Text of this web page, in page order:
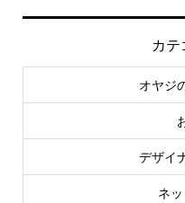
カ
オヤジ
デザイ
ネ